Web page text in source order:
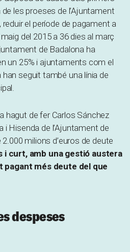
les proeses de l’Ajuntament
el període de pagament a
del 2015 a 36 dies al març
de Badalona ha
un 25% i ajuntaments com el
seguit també una línia de
hagut de fer Carlos Sánchez
i Hisenda de l’Ajuntament de
milions d’euros de deute
i curt, amb una gestió austera
pagant més deute del que
despeses